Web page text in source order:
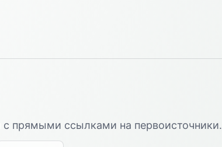
с прямыми ссылками на первоисточники.